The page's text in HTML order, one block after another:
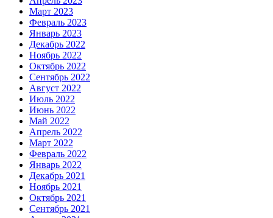
Март 2023
Февраль 2023
Январь 2023
Декабрь 2022
Ноябрь 2022
Октябрь 2022
Сентябрь 2022
Август 2022
Июль 2022
Июнь 2022
Май 2022
Апрель 2022
Март 2022
Февраль 2022
Январь 2022
Декабрь 2021
Ноябрь 2021
Октябрь 2021
Сентябрь 2021